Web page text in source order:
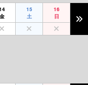
金
15
土
16
日